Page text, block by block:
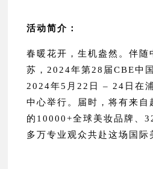
活动简介：
春暖花开，生机盎然。伴随
苏，2024年第28届CBE中
2024年5月22日 – 24日在
中心举行。届时，将有来自
的10000+全球美妆品牌、
多万专业观众共赴这场国际